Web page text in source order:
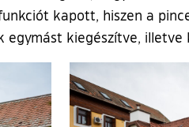
kapott, hiszen a
kiegészítve, illetve